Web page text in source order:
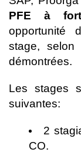
PFE à fort
opportunité
stage, selon
démontrées.
Les stages
suivantes:
2
CO.